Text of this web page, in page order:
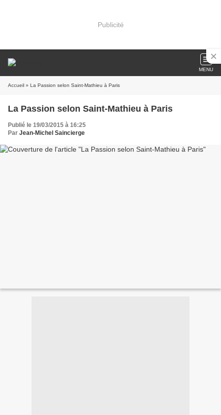
Publicité
MENU
Accueil » La Passion selon Saint-Mathieu à Paris
La Passion selon Saint-Mathieu à Paris
Publié le 19/03/2015 à 16:25
Par Jean-Michel Saincierge